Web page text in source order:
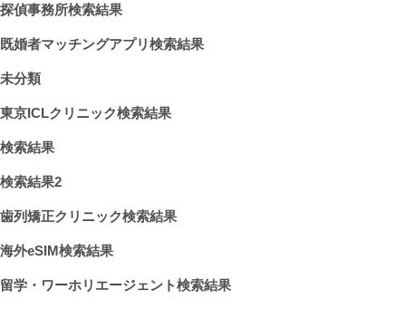
探偵事務所検索結果
既婚者マッチングアプリ検索結果
未分類
東京ICLクリニック検索結果
検索結果
検索結果2
歯列矯正クリニック検索結果
海外eSIM検索結果
留学・ワーホリエージェント検索結果